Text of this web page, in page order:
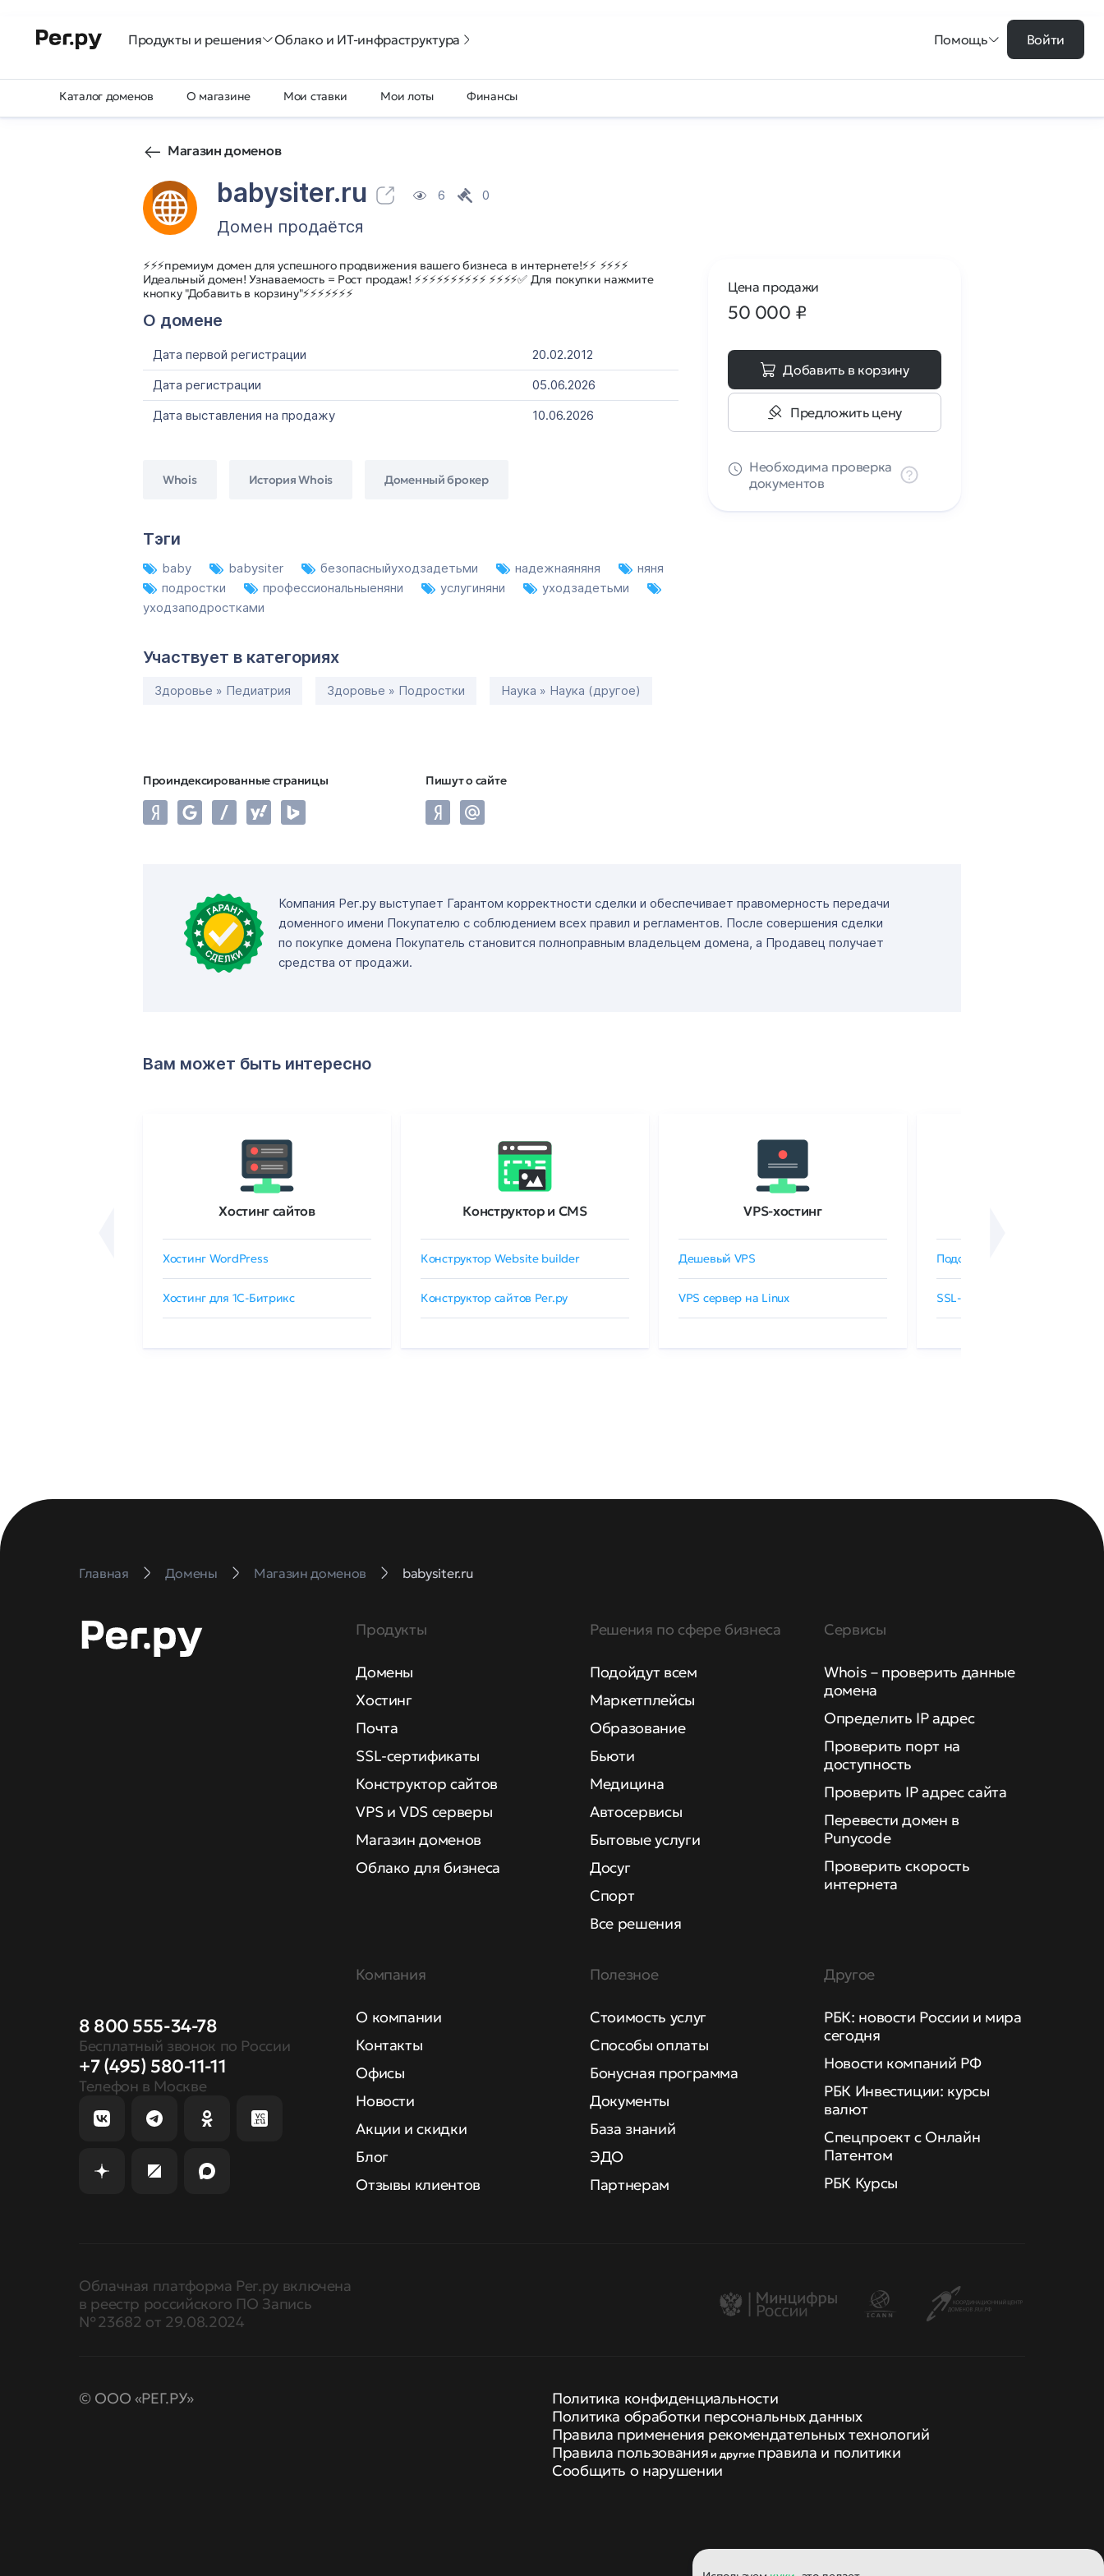
Продукты и решения Облако и ИТ-инфраструктура Помощь Войти
Каталог доменов О магазине Мои ставки Мои лоты Финансы
Магазин доменов
babysiter.ru 6 0
Домен продаётся
⚡⚡⚡премиум домен для успешного продвижения вашего бизнеса в интернете!⚡⚡ ⚡⚡⚡⚡
Идеальный домен! Узнаваемость = Рост продаж! ⚡⚡⚡⚡⚡⚡⚡⚡⚡⚡ ⚡⚡⚡⚡✅ Для покупки нажмите
кнопку "Добавить в корзину"⚡⚡⚡⚡⚡⚡⚡
О домене
Дата первой регистрации
20.02.2012
Дата регистрации
05.06.2026
Дата выставления на продажу
10.06.2026
Whois История Whois Доменный брокер
Тэги
baby babysiter безопасныйуходзадетьми надежнаяняня
няня
подростки
профессиональныеняни услугиняни
уходзадетьми
уходзаподростками
Участвует в категориях
Здоровье » Педиатрия Здоровье » Подростки Наука » Наука (другое)
Проиндексированные страницы Пишут о сайте
Цена продажи
50 000 ₽
Добавить в корзину
Предложить цену
Необходима проверка
документов
Компания Рег.ру выступает Гарантом корректности сделки и обеспечивает правомерность передачи
доменного имени Покупателю с соблюдением всех правил и регламентов. После совершения сделки
по покупке домена Покупатель становится полноправным владельцем домена, а Продавец получает
средства от продажи.
Вам может быть интересно
Хостинг сайтов
Хостинг WordPress
Хостинг для 1C-Битрикс
Конструктор и CMS
Конструктор Website builder
Конструктор сайтов Рег.ру
VPS-хостинг
Дешевый VPS
VPS сервер на Linux
Подобрать SSL-сертификат
SSL-сертификаты GlobalSign
Главная Домены Магазин доменов babysiter.ru
8 800 555-34-78
Бесплатный звонок по России
+7 (495) 580-11-11
Телефон в Москве
Продукты
Домены
Хостинг
Почта
SSL-сертификаты
Конструктор сайтов
VPS и VDS серверы
Магазин доменов
Облако для бизнеса
Решения по сфере бизнеса
Подойдут всем
Маркетплейсы
Образование
Бьюти
Медицина
Автосервисы
Бытовые услуги
Досуг
Спорт
Все решения
Сервисы
Whois – проверить данные
домена
Определить IP адрес
Проверить порт на
доступность
Проверить IP адрес сайта
Перевести домен в
Punycode
Проверить скорость
интернета
Компания
О компании
Контакты
Офисы
Новости
Акции и скидки
Блог
Отзывы клиентов
Полезное
Стоимость услуг
Способы оплаты
Бонусная программа
Документы
База знаний
ЭДО
Партнерам
Другое
РБК: новости России и мира
сегодня
Новости компаний РФ
РБК Инвестиции: курсы
валют
Спецпроект с Онлайн
Патентом
РБК Курсы
Облачная платформа Рег.ру включена
в реестр российского ПО Запись
№ 23682 от 29.08.2024
© ООО «РЕГ.РУ»
Политика конфиденциальности
Политика обработки персональных данных
Правила применения рекомендательных технологий
Правила пользования и другие правила и политики
Сообщить о нарушении